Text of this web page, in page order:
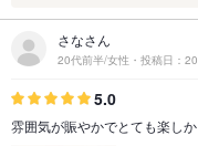
さなさん
20代前半/女性・投稿日：
5.0
雰囲気が賑やかでとても楽し